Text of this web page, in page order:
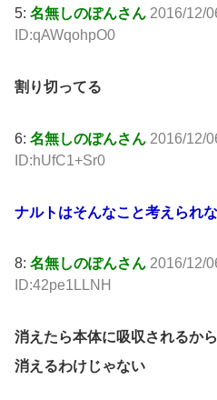
5: 名無しのぽんさん 2016/12/
ID:qAWqohpO0
割り切ってる
6: 名無しのぽんさん 2016/12/
ID:hUfC1+Sr0
ナルトはそんなこと考えられ
8: 名無しのぽんさん 2016/12/
ID:42pe1LLNH
消えたら本体に吸収されるか
消えるわけじゃない